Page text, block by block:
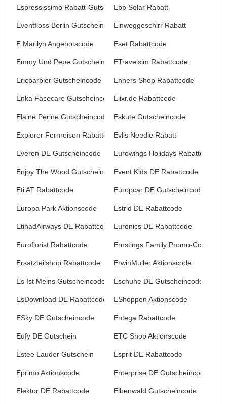
Espressissimo Rabatt-GutscheinEpp Solar Rabatt
Eventfloss Berlin Gutschein Einweggeschirr Rabatt
E Marilyn Angebotscode Eset Rabattcode
Emmy Und Pepe Gutschein ETravelsim Rabattcode
Ericbarbier Gutscheincode Enners Shop Rabattcode
Enka Facecare GutscheincodeElixr.de Rabattcode
Elaine Perine Gutscheincode Eskute Gutscheincode
Explorer Fernreisen RabattcodeEvlis Needle Rabatt
Everen DE Gutscheincode Eurowings Holidays Rabattcode
Enjoy The Wood GutscheincodeEvent Kids DE Rabattcode
Eti AT Rabattcode Europcar DE Gutscheincode
Europa Park Aktionscode Estrid DE Rabattcode
EtihadAirways DE Rabattcode Euronics DE Rabattcode
Euroflorist Rabattcode Ernstings Family Promo-Codes
Ersatzteilshop Rabattcode ErwinMuller Aktionscode
Es Ist Meins Gutscheincode Eschuhe DE Gutscheincode
EsDownload DE Rabattcode EShoppen Aktionscode
ESky DE Gutscheincode Entega Rabattcode
Eufy DE Gutschein ETC Shop Aktionscode
Estee Lauder Gutschein Esprit DE Rabattcode
Eprimo Aktionscode Enterprise DE Gutscheincode
Elektor DE Rabattcode Elbenwald Gutscheincode